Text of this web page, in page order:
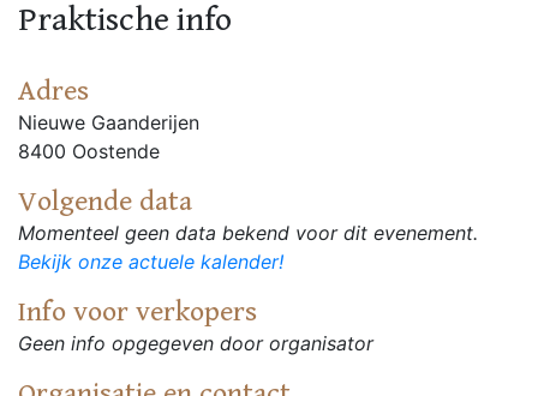
Praktische info
Adres
Nieuwe Gaanderijen
8400 Oostende
Volgende data
Momenteel geen data bekend voor dit evenement.
Bekijk onze actuele kalender!
Info voor verkopers
Geen info opgegeven door organisator